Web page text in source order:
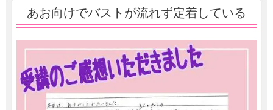
あお向けでバストが流れず定着している